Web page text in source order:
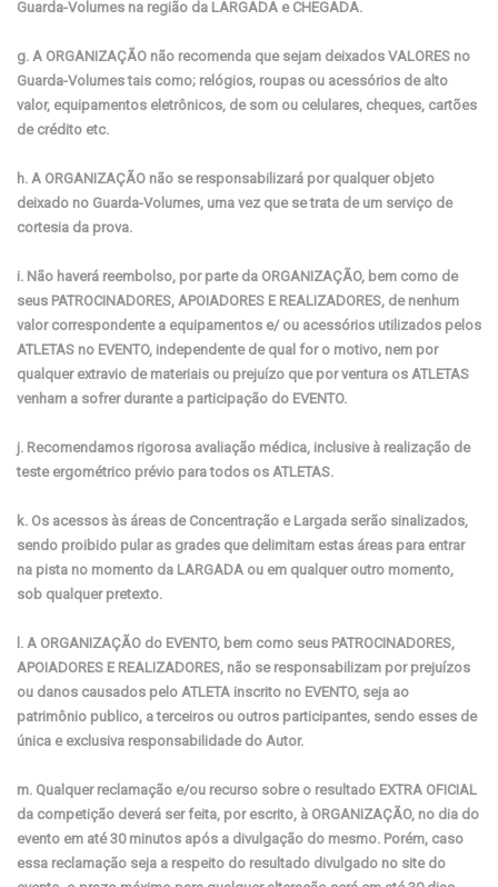
Guarda-Volumes na região da LARGADA e CHEGADA.
g. A ORGANIZAÇÃO não recomenda que sejam deixados VALORES no
Guarda-Volumes tais como; relógios, roupas ou acessórios de alto
valor, equipamentos eletrônicos, de som ou celulares, cheques, cartões
de crédito etc.
h. A ORGANIZAÇÃO não se responsabilizará por qualquer objeto
deixado no Guarda-Volumes, uma vez que se trata de um serviço de
cortesia da prova.
i. Não haverá reembolso, por parte da ORGANIZAÇÃO, bem como de
seus PATROCINADORES, APOIADORES E REALIZADORES, de nenhum
valor correspondente a equipamentos e/ ou acessórios utilizados pelos
ATLETAS no EVENTO, independente de qual for o motivo, nem por
qualquer extravio de materiais ou prejuízo que por ventura os ATLETAS
venham a sofrer durante a participação do EVENTO.
j. Recomendamos rigorosa avaliação médica, inclusive à realização de
teste ergométrico prévio para todos os ATLETAS.
k. Os acessos às áreas de Concentração e Largada serão sinalizados,
sendo proibido pular as grades que delimitam estas áreas para entrar
na pista no momento da LARGADA ou em qualquer outro momento,
sob qualquer pretexto.
l. A ORGANIZAÇÃO do EVENTO, bem como seus PATROCINADORES,
APOIADORES E REALIZADORES, não se responsabilizam por prejuízos
ou danos causados pelo ATLETA inscrito no EVENTO, seja ao
patrimônio publico, a terceiros ou outros participantes, sendo esses de
única e exclusiva responsabilidade do Autor.
m. Qualquer reclamação e/ou recurso sobre o resultado EXTRA OFICIAL
da competição deverá ser feita, por escrito, à ORGANIZAÇÃO, no dia do
evento em até 30 minutos após a divulgação do mesmo. Porém, caso
essa reclamação seja a respeito do resultado divulgado no site do